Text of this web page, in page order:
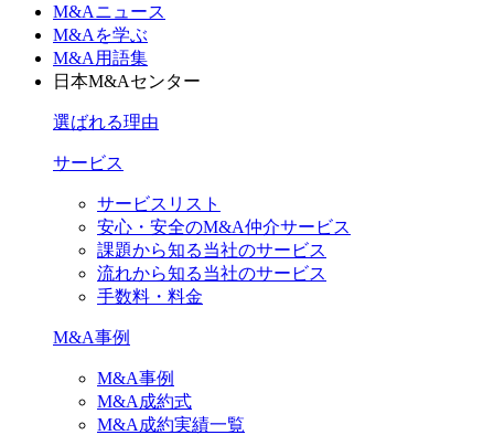
M&Aニュース
M&Aを学ぶ
M&A用語集
日本M&Aセンター
選ばれる理由
サービス
サービスリスト
安心・安全のM&A仲介サービス
課題から知る当社のサービス
流れから知る当社のサービス
手数料・料金
M&A事例
M&A事例
M&A成約式
M&A成約実績一覧